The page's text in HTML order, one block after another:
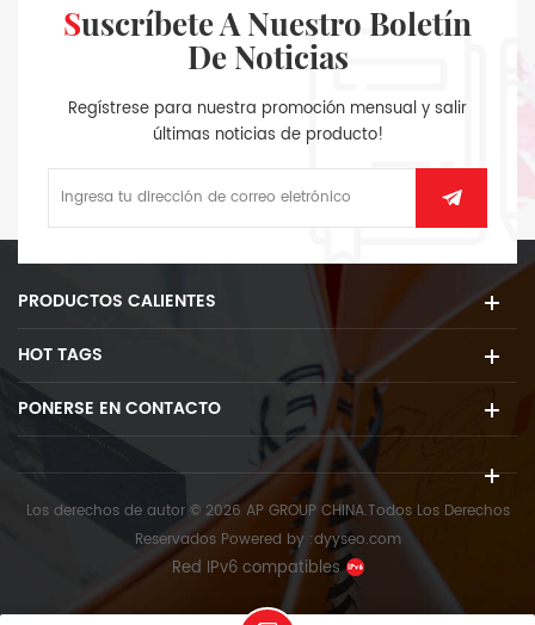
Suscríbete A Nuestro Boletín
De Noticias
Regístrese para nuestra promoción mensual y salir
últimas noticias de producto!
PRODUCTOS CALIENTES
HOT TAGS
PONERSE EN CONTACTO
Los derechos de autor © 2026 AP GROUP CHINA.Todos Los Derechos
Reservados Powered by :dyyseo.com
Red IPv6 compatibles